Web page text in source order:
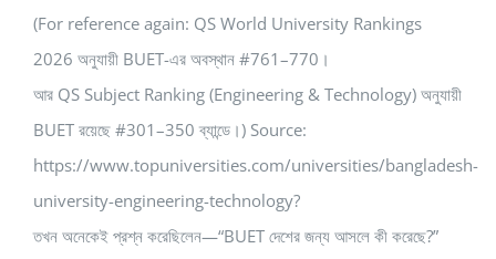
(For reference again: QS World University Rankings
2026 অনুযায়ী BUET-এর অবস্থান #761–770।
আর QS Subject Ranking (Engineering & Technology) অনুযায়ী
BUET রয়েছে #301–350 ব্যান্ডে।) Source:
https://www.topuniversities.com/universities/bangladesh-
university-engineering-technology?
তখন অনেকেই প্রশ্ন করেছিলেন—“BUET দেশের জন্য আসলে কী করেছে?”